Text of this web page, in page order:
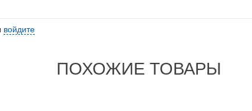
войдите
ПОХОЖИЕ ТОВАРЫ